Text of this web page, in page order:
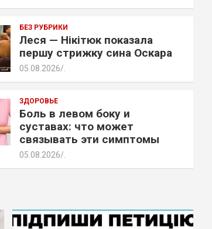
БЕЗ РУБРИКИ
Леся — Нікітюк показала
першу стрижку сина Оскара
05.08.2026
ЗДОРОВЬЕ
Боль в левом боку и
суставах: что может
связывать эти симптомы
05.08.2026